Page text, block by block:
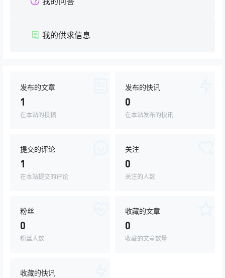
我的供求信息
发布的文章
1
在本站的投稿
发布的快讯
0
在本站发布的快讯
提交的评论
1
在本站提交的评论
关注
0
关注的人数
粉丝
0
粉丝人数
收藏的文章
0
收藏的文章数量
收藏的快讯